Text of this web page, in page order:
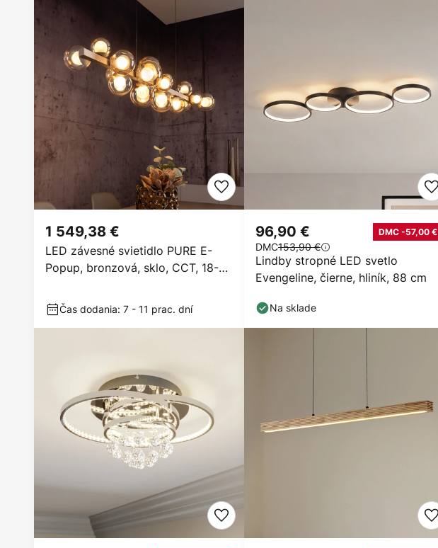
LED závesné svietidlo PURE E-
Popup, bronzová, sklo, CCT, 18-
1 549,38 €
Čas dodania: 7 - 11 prac. dní
Lindby stropné LED svetlo
Evengeline, čierne, hliník, 88 cm
96,90 € DMC -57,00 €
DMC153,90 €
Na sklade